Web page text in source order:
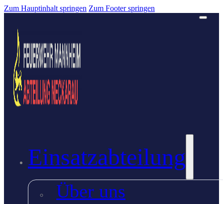
Zum Hauptinhalt springen Zum Footer springen
Einsatzabteilung
Über uns